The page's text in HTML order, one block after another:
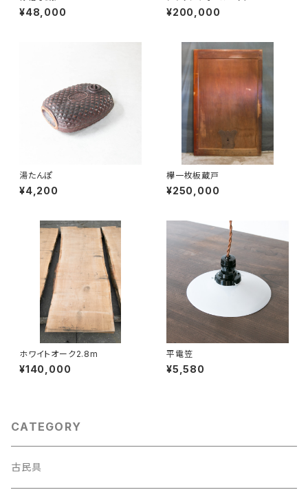
¥48,000 ¥200,000
湯たんぽ
¥4,200
欅一枚板蔵戸
¥250,000
ホワイトオーク2.8m
¥140,000
平電笠
¥5,580
CATEGORY
古民具